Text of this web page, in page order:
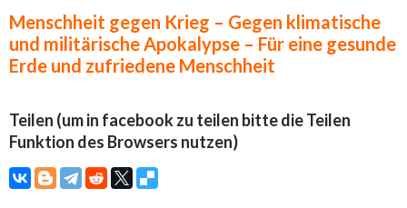
Menschheit gegen Krieg – Gegen klimatische
und militärische Apokalypse – Für eine gesunde
Erde und zufriedene Menschheit
Teilen (um in facebook zu teilen bitte die Teilen
Funktion des Browsers nutzen)